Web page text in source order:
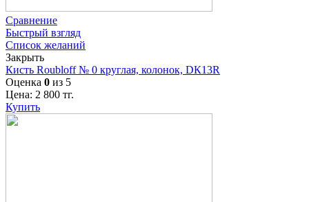
Сравнение
Быстрый взгляд
Список желаний
Закрыть
Кисть Roubloff № 0 круглая, колонок, DК13R
Оценка 0 из 5
Цена: 2 800 тг.
Купить